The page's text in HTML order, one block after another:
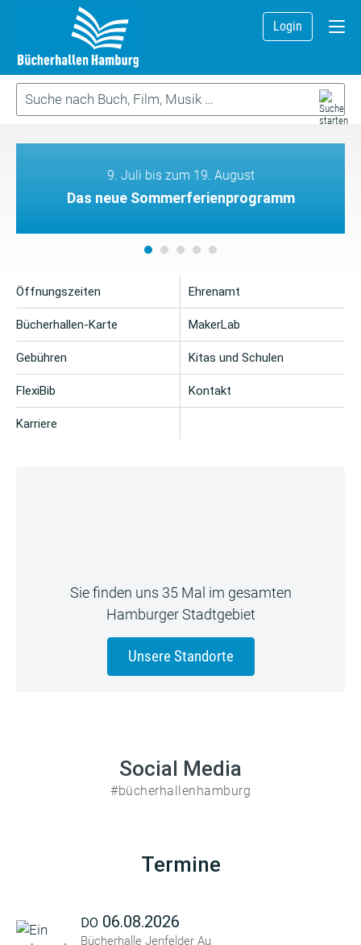
Login
9. Juli bis zum 19. August
Das neue Sommerferienprogramm
Öffnungszeiten
Bücherhallen-Karte
Gebühren
FlexiBib
Karriere
Ehrenamt
MakerLab
Kitas und Schulen
Kontakt
Sie finden uns 35 Mal im gesamten
Hamburger Stadtgebiet
Unsere Standorte
Social Media
#bücherhallenhamburg
Termine
DO 06.08.2026
Bücherhalle Jenfelder Au